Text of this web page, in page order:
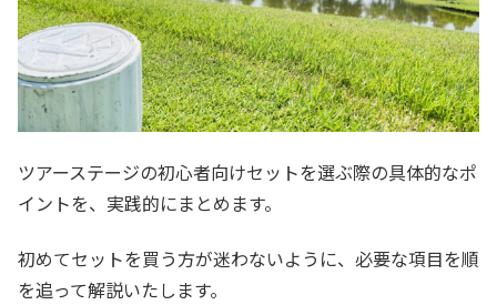
ツアーステージの初心者向けセットを選ぶ際の具体的なポ
イントを、実践的にまとめます。
初めてセットを買う方が迷わないように、必要な項目を順
を追って解説いたします。